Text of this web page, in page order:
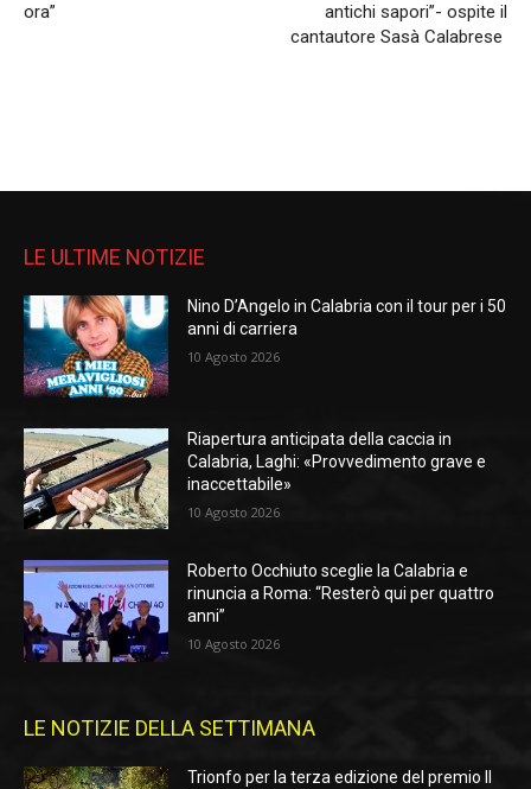
ora”
antichi sapori”- ospite il
cantautore Sasà Calabrese
LE ULTIME NOTIZIE
Nino D’Angelo in Calabria con il tour per i 50
anni di carriera
10 Agosto 2026
Riapertura anticipata della caccia in
Calabria, Laghi: «Provvedimento grave e
inaccettabile»
10 Agosto 2026
Roberto Occhiuto sceglie la Calabria e
rinuncia a Roma: “Resterò qui per quattro
anni”
10 Agosto 2026
LE NOTIZIE DELLA SETTIMANA
Trionfo per la terza edizione del premio Il